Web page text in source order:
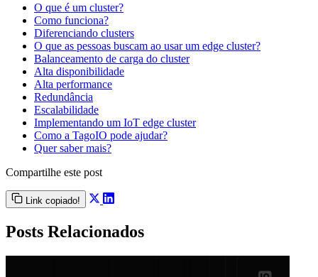
O que é um cluster?
Como funciona?
Diferenciando clusters
O que as pessoas buscam ao usar um edge cluster?
Balanceamento de carga do cluster
Alta disponibilidade
Alta performance
Redundância
Escalabilidade
Implementando um IoT edge cluster
Como a TagoIO pode ajudar?
Quer saber mais?
Compartilhe este post
Link copiado!
Posts Relacionados